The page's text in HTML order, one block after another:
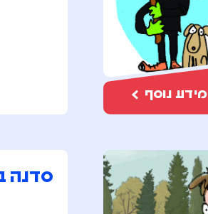
מידע נוסף
סדנה